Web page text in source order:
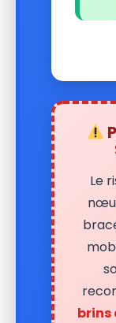
Le
brins